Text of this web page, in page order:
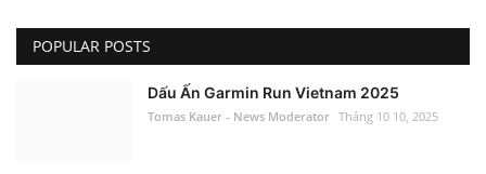
POPULAR POSTS
Dấu Ấn Garmin Run Vietnam 2025
Tomas Kauer - News Moderator Tháng 10 10, 2025